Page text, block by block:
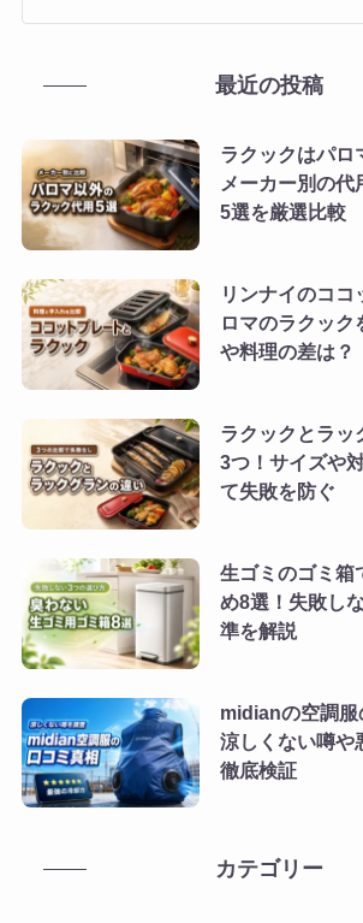
最近の投稿
ラクックはパロ
メーカー別の代
5選を厳選比較
リンナイのココ
ロマのラクック
や料理の差は？
ラクックとラッ
3つ！サイズや
て失敗を防ぐ
生ゴミのゴミ箱
め8選！失敗し
準を解説
midianの空調服
涼しくない噂や
徹底検証
カテゴリー